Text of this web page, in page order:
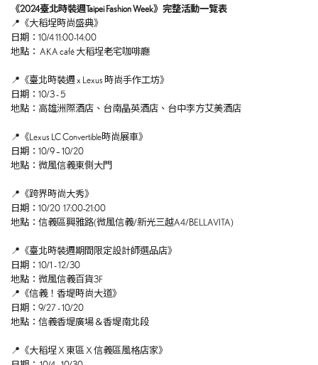
《2024臺北時裝週Taipei Fashion Week》完整活動一覽表
📍《大稻埕時尚盛典》
日期：10/4 11:00-14:00
地點： AKA café 大稻埕老宅咖啡廳
📍《臺北時裝週 x Lexus 時尚手作工坊》
日期：10/3 - 5
地點：高雄洲際酒店、台南晶英酒店、台中李方艾美酒店
📍《Lexus LC Convertible時尚展車》
日期：10/9 – 10/20
地點：微風信義東側大門
📍《跨界時尚大秀》
日期：10/20 17:00-21:00
地點：信義區興雅路(微風信義/新光三越A4/BELLAVITA)
📍《臺北時裝週期間限定設計師選品店》
日期：10/1 - 12/30
地點：微風信義百貨3F
📍《信義！香堤時尚大道》
日期：9/27 - 10/20
地點：信義香堤廣場＆香堤南北段
📍《大稻埕 X 東區 X 信義區風格店家》